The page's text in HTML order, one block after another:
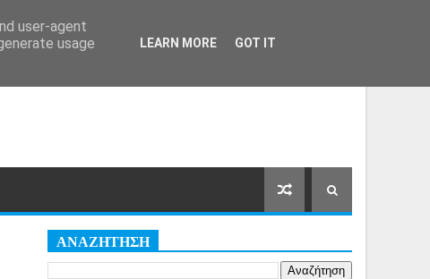
ΑΝΑΖΗΤΗΣΗ
user-agent
usage
LEARN MORE GOT IT